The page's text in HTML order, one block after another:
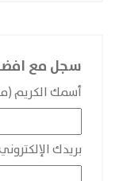
سجل مع
أسمك الكريم
بريدك